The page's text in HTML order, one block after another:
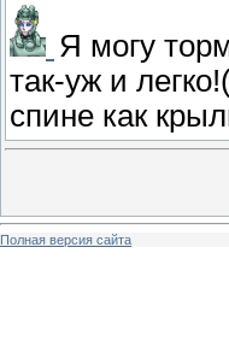
Я могу
так-уж и
спине как
Полная версия сайта